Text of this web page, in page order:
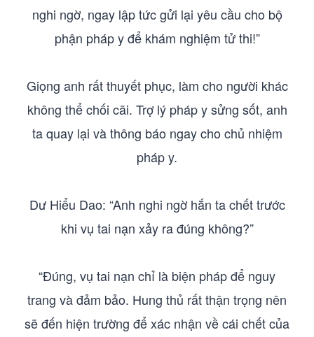
nghi ngờ, ngay lập tức gửi lại yêu cầu cho bộ
phận pháp y để khám nghiệm tử thi!”
Giọng anh rất thuyết phục, làm cho người khác
không thể chối cãi. Trợ lý pháp y sửng sốt, anh
ta quay lại và thông báo ngay cho chủ nhiệm
pháp y.
Dư Hiểu Dao: “Anh nghi ngờ hắn ta chết trước
khi vụ tai nạn xảy ra đúng không?”
“Đúng, vụ tai nạn chỉ là biện pháp để nguy
trang và đảm bảo. Hung thủ rất thận trọng nên
sẽ đến hiện trường để xác nhận về cái chết của